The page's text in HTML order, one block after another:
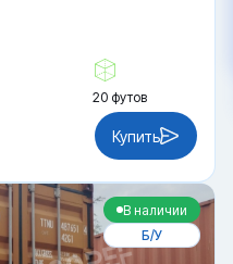
20 футов
Купить
В наличии
Б/У